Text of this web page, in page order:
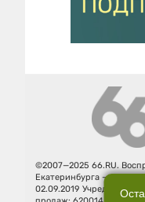
©2007—2025 66.RU.
Екатеринбурга —
02.09.2019 Учредитель: